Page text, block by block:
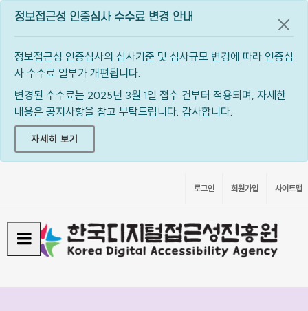
정보접근성 인증심사 수수료 변경 안내
정보접근성 인증심사의 심사기준 및 심사규모 변경에 따라 인증심
사 수수료 일부가 개편됩니다.
변경된 수수료는 2025년 3월 1일 접수 건부터 적용되며, 자세한
내용은 공지사항을 참고 부탁드립니다. 감사합니다.
자세히 보기
공지
로그인 회원가입 사이트맵